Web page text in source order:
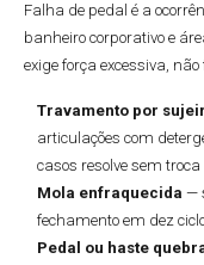
Falha de pedal é a
banheiro corporativo e
exige força excessiva,
Travamento por
articulações com
casos resolve sem troca
Mola enfraquecida —
fechamento em dez
Pedal ou haste